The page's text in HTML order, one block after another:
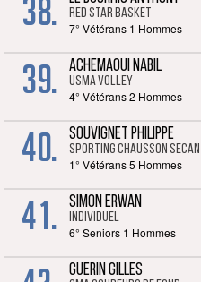
38. RED STAR BASKET
7° Vétérans 1 Hommes
39. ACHEMAOUI NABIL
USMA Volley
4° Vétérans 2 Hommes
40. SOUVIGNET PHILIPPE
SPORTING CHAUSSON SECAN
1° Vétérans 5 Hommes
41. SIMON ERWAN
Individuel
6° Seniors 1 Hommes
GUERIN GILLES